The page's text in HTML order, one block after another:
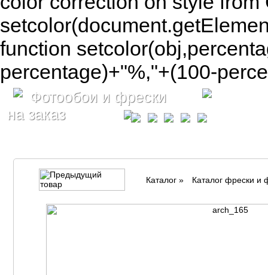
function
percentage)+"%,"+(100-
Фотообои и фрески
на заказ
Каталог» Каталог фрески и